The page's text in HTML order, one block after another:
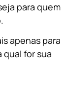
para quem
apenas para
qual for sua